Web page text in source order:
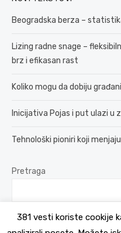
Beogradska berza –
Lizing radne snage –
brz i efikasan rast
Koliko mogu da dobiju
Inicijativa Pojas i put ulazi u
Tehnološki pioniri koji
Pretraga
381 vesti koriste cookije